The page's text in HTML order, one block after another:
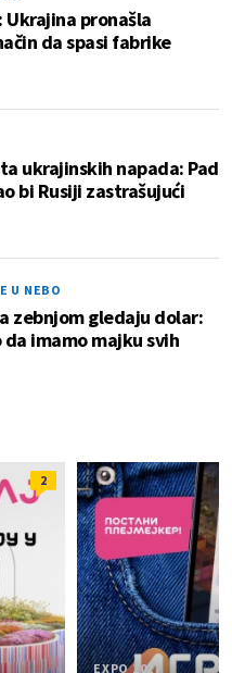
pronašla
da spasi fabrike
ukrajinskih napada: Pad
bi Rusiji zastrašujući
U NEBO
zebnjom gledaju dolar:
imamo majku svih
2
EXPO 2027